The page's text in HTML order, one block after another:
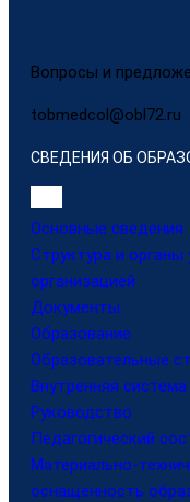
Вопросы и
tobmedcol@obl72.ru
СВЕДЕНИЯ ОБ
Основные сведения
Структура и органы
организацией
Документы
Образование
Образовательные
Внутренняя
Руководство
Педагогический
Материально-
оснащенность